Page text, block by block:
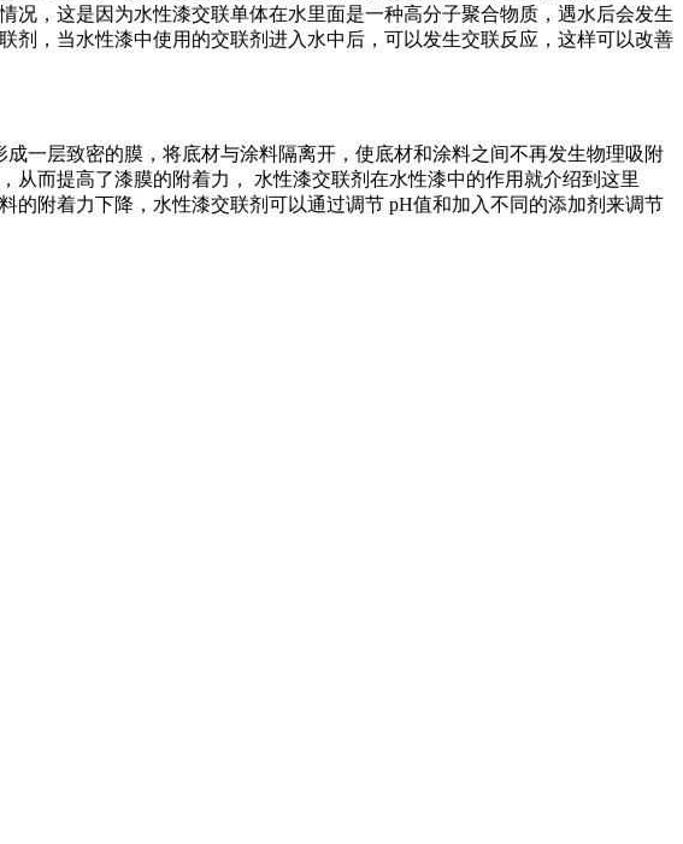
，这是因为水性漆交联单体在水里面是一种高分子聚合物质，遇水后会发生
，当水性漆中使用的交联剂进入水中后，可以发生交联反应，这样可以改善
层致密的膜，将底材与涂料隔离开，使底材和涂料之间不再发生物理吸附
而提高了漆膜的附着力， 水性漆交联剂在水性漆中的作用就介绍到这里
附着力下降，水性漆交联剂可以通过调节 pH值和加入不同的添加剂来调节